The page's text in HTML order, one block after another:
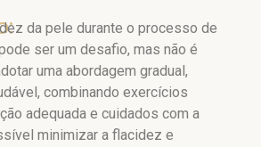
da pele durante o processo de
ser um desafio, mas não é
uma abordagem gradual,
combinando exercícios
adequada e cuidados com a
minimizar a flacidez e